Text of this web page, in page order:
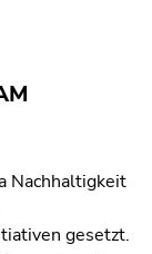
Nachhaltigkeit
gesetzt.